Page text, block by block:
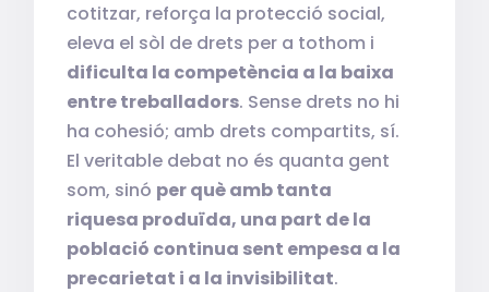
cotitzar, reforça la protecció social,
eleva el sòl de drets per a tothom i
dificulta la competència a la baixa
entre treballadors. Sense drets no hi
ha cohesió; amb drets compartits, sí.
El veritable debat no és quanta gent
som, sinó per què amb tanta
riquesa produïda, una part de la
població continua sent empesa a la
precarietat i a la invisibilitat.